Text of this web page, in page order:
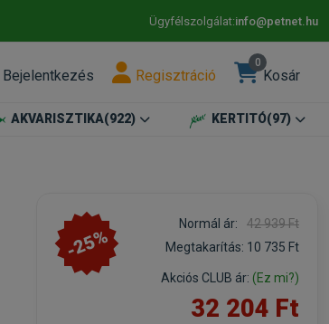
Ügyfélszolgálat:info@petnet.hu
Bejelentkezés Regisztráció
0
Kosár
AKVARISZTIKA(922) KERTITÓ(97)
-25%
Normál ár:
42 939 Ft
Megtakarítás: 10 735 Ft
Akciós CLUB ár: (Ez mi?)
32 204 Ft